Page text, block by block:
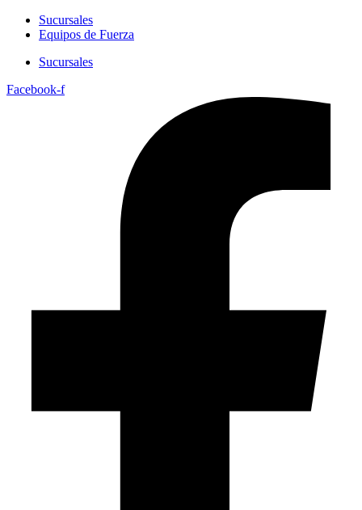
Sucursales
Equipos de Fuerza
Sucursales
Facebook-f